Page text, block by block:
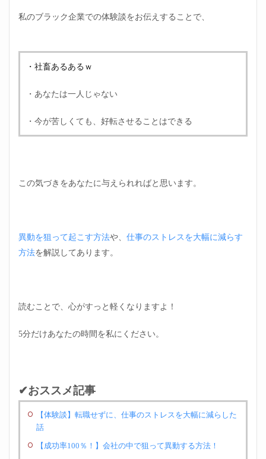
私のブラック企業での体験談をお伝えすることで、
・社畜あるあるｗ
・あなたは一人じゃない
・今が苦しくても、好転させることはできる
この気づきをあなたに与えられればと思います。
異動を狙って起こす方法や、 仕事のストレスを大幅に減らす
方法を解説してあります。
読むことで、心がすっと軽くなりますよ！
5分だけあなたの時間を私にください。
✔おススメ記事
【体験談】転職せずに、仕事のストレスを大幅に減らした
話
【成功率100％！】会社の中で狙って異動する方法！